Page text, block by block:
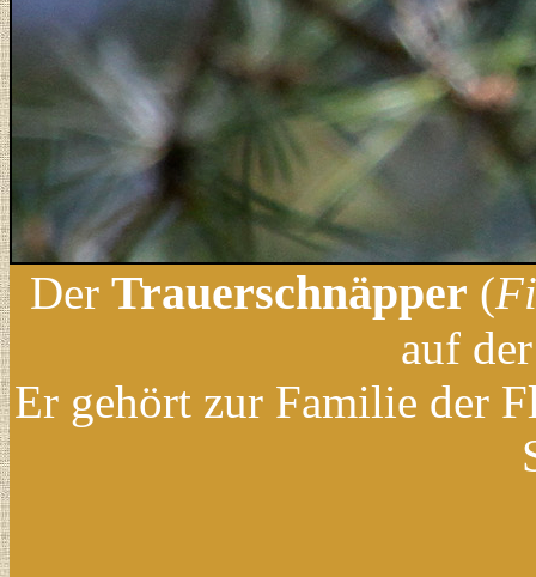
Der Trauerschnäpper (
auf
Er gehört zur Familie der